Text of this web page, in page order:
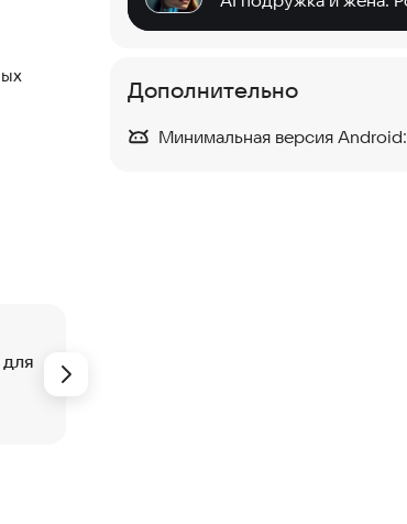
Дополнительно
Минимальная версия Android: